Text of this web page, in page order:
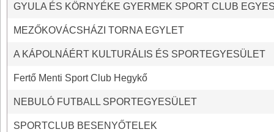
GYULA ÉS KÖRNYÉKE GYERMEK SPORT CLUB
MEZŐKOVÁCSHÁZI TORNA EGYLET
A KÁPOLNÁÉRT KULTURÁLIS ÉS SPORTEGYESÜLET
Fertő Menti Sport Club Hegykő
NEBULÓ FUTBALL SPORTEGYESÜLET
SPORTCLUB BESENYŐTELEK